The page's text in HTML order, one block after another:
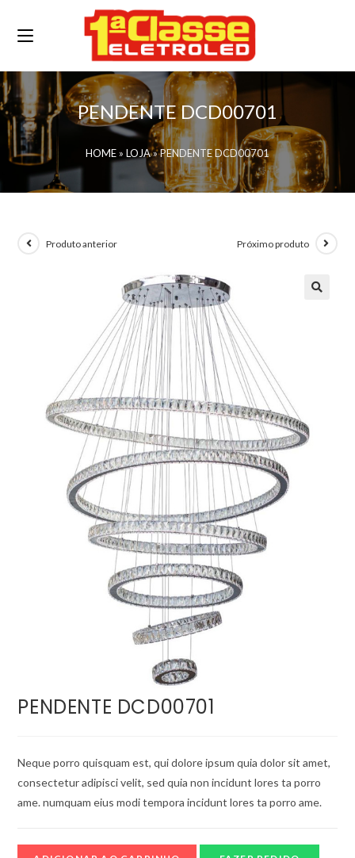
PENDENTE DCD00701
HOME » LOJA»PENDENTE DCD00701
Produto anterior Próximo produto
PENDENTE DCD00701
Neque porro quisquam est, qui dolore ipsum quia dolor sit amet,
consectetur adipisci velit, sed quia non incidunt lores ta porro
ame. numquam eius modi tempora incidunt lores ta porro ame.